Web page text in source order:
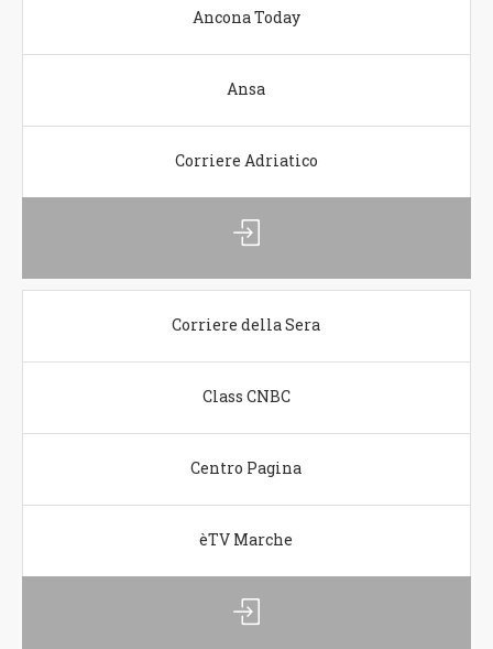
Ancona Today
Ansa
Corriere Adriatico
Corriere della Sera
Class CNBC
Centro Pagina
èTV Marche